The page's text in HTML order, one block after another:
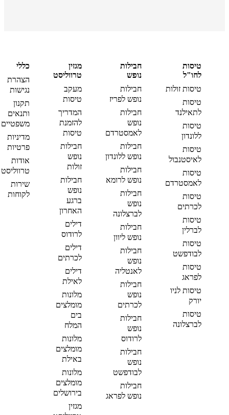
טיסות
לחו"ל
טיסות זולות
טיסות
לתאילנד
טיסות
ללונדון
טיסות
לאיסטנבול
טיסות
לאמסטרדם
טיסות
לכרתים
טיסות
לברלין
טיסות
לבודפשט
טיסות
לפראג
טיסות לניו
יורק
טיסות
לברצלונה
חבילות
נופש
חבילות
נופש לפריז
חבילות
נופש
לאמסטרדם
חבילות
נופש ללונדון
חבילות
נופש לרומא
חבילות
נופש
לברצלונה
חבילות
נופש ליוון
חבילות
נופש
לאנטליה
חבילות
נופש
לכרתים
חבילות
נופש
לרודוס
חבילות
נופש
לבודפשט
חבילות
נופש לפראג
מגזין
טרווליסט
מעקב
טיסות
המדריך
להזמנת
טיסות
חבילות
נופש
זולות
חבילות
נופש
ברגע
האחרון
דילים
לרודוס
דילים
לכרתים
דילים
לאילת
מלונות
מומלצים
בים
המלח
מלונות
מומלצים
באילת
מלונות
מומלצים
בירושלים
מגזין
כללי
הצהרת
נגישות
תקנון
ותנאים
משפטיים
מדיניות
פרטיות
אודות
טרווליסט
שירות
לקוחות